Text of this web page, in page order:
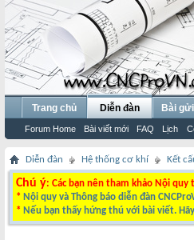
Trang chủ Diễn đàn
Forum Home Bài viết mới FAQ Lịch
Bài
Diễn đàn Hệ thống cơ khí Kết
Chú ý: Các bạn nên tham khảo Nội
* Nội quy và Thông báo diễn đàn
* Nếu bạn thấy hứng thú với bài viết.